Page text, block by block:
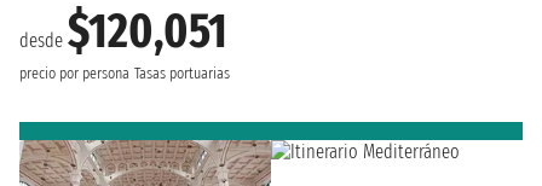
desde $120,051
precio por persona Tasas portuarias